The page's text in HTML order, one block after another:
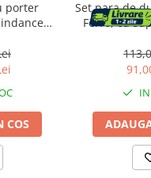
porter
COS
Set para de
Ferro, cu